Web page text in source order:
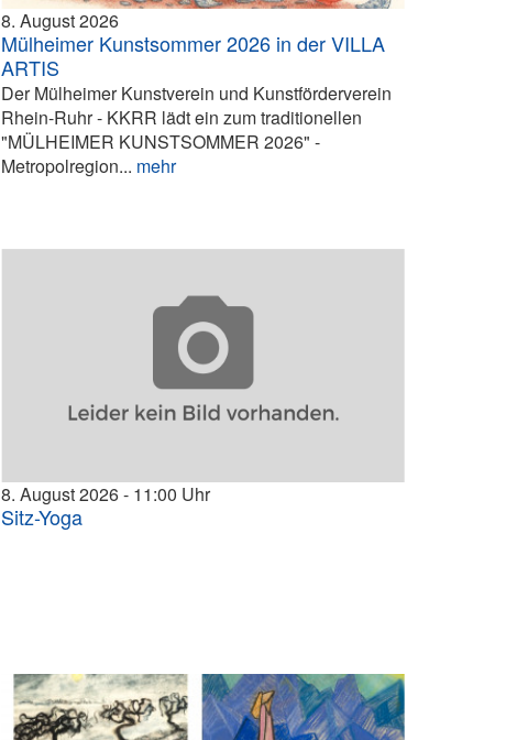
8. August 2026
Mülheimer Kunstsommer 2026 in der VILLA
ARTIS
Der Mülheimer Kunstverein und Kunstförderverein
Rhein-Ruhr - KKRR lädt ein zum traditionellen
"MÜLHEIMER KUNSTSOMMER 2026" -
Metropolregion... mehr
8. August 2026 11:00
Sitz-Yoga